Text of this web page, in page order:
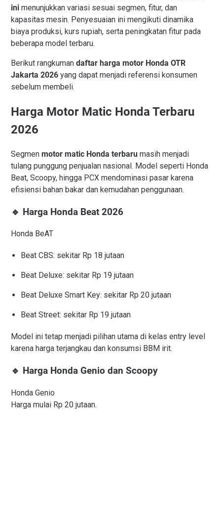
ini menunjukkan variasi sesuai segmen, fitur, dan
kapasitas mesin. Penyesuaian ini mengikuti dinamika
biaya produksi, kurs rupiah, serta peningkatan fitur pada
beberapa model terbaru.
Berikut rangkuman daftar harga motor Honda OTR
Jakarta 2026 yang dapat menjadi referensi konsumen
sebelum membeli.
Harga Motor Matic Honda Terbaru
2026
Segmen motor matic Honda terbaru masih menjadi
tulang punggung penjualan nasional. Model seperti Honda
Beat, Scoopy, hingga PCX mendominasi pasar karena
efisiensi bahan bakar dan kemudahan penggunaan.
🔹 Harga Honda Beat 2026
Honda BeAT
Beat CBS: sekitar Rp 18 jutaan
Beat Deluxe: sekitar Rp 19 jutaan
Beat Deluxe Smart Key: sekitar Rp 20 jutaan
Beat Street: sekitar Rp 19 jutaan
Model ini tetap menjadi pilihan utama di kelas entry level
karena harga terjangkau dan konsumsi BBM irit.
🔹 Harga Honda Genio dan Scoopy
Honda Genio
Harga mulai Rp 20 jutaan.